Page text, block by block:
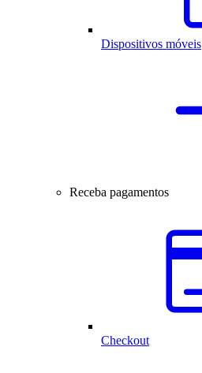
Dispositivos móveis
Receba pagamentos
Checkout